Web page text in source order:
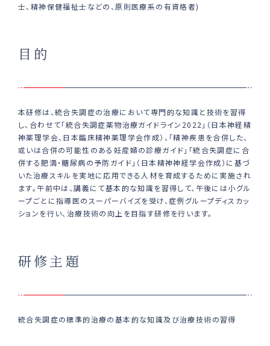
士、精神保健福祉士などの、原則医療系の有資格者)
目的
本研修は、統合失調症の治療において専門的な知識と技術を習得
し、合わせて「統合失調症薬物治療ガイドライン2022」（日本神経精
神薬理学会、日本臨床精神薬理学会作成）、「精神疾患を合併した、
或いは合併の可能性のある妊産婦の診療ガイド」「統合失調症に合
併する肥満・糖尿病の予防ガイド」（日本精神神経学会作成）に基づ
いた治療スキルを実地に応用できる人材を育成するために実施され
ます。午前中は、講義にて基本的な知識を習得して、午後には小グル
ープごとに指導医のスーパーバイズを受け、症例グループディスカッ
ションを行い、治療技術の向上を目指す研修を行います。
研修主題
統合失調症の標準的治療の基本的な知識及び治療技術の習得